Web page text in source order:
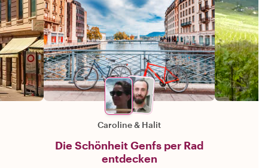
Caroline& Halit
Die Schönheit Genfs per Rad
entdecken